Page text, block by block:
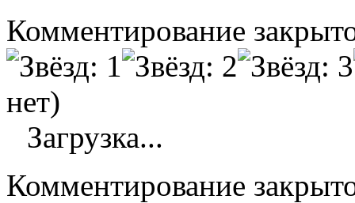
Комментирование
нет)
Загрузка...
Комментирование